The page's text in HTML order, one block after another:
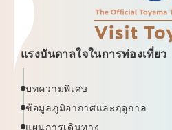
แรงบันดาลใจในการท่องเที่ยว
บทความพิเศษ
ข้อมูลภูมิอากาศและฤดูกาล
แผนการเดินทาง